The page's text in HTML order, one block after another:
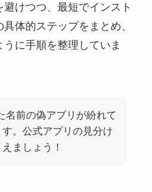
けつつ、最短でインスト
体的ステップをまとめ、
に手順を整理していま
名前の偽アプリが紛れて
。公式アプリの見分け
ましょう！